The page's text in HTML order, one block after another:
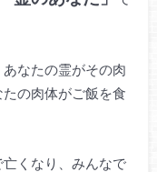
なたの霊がその肉
の肉体がご飯を食
くなり、みんなで